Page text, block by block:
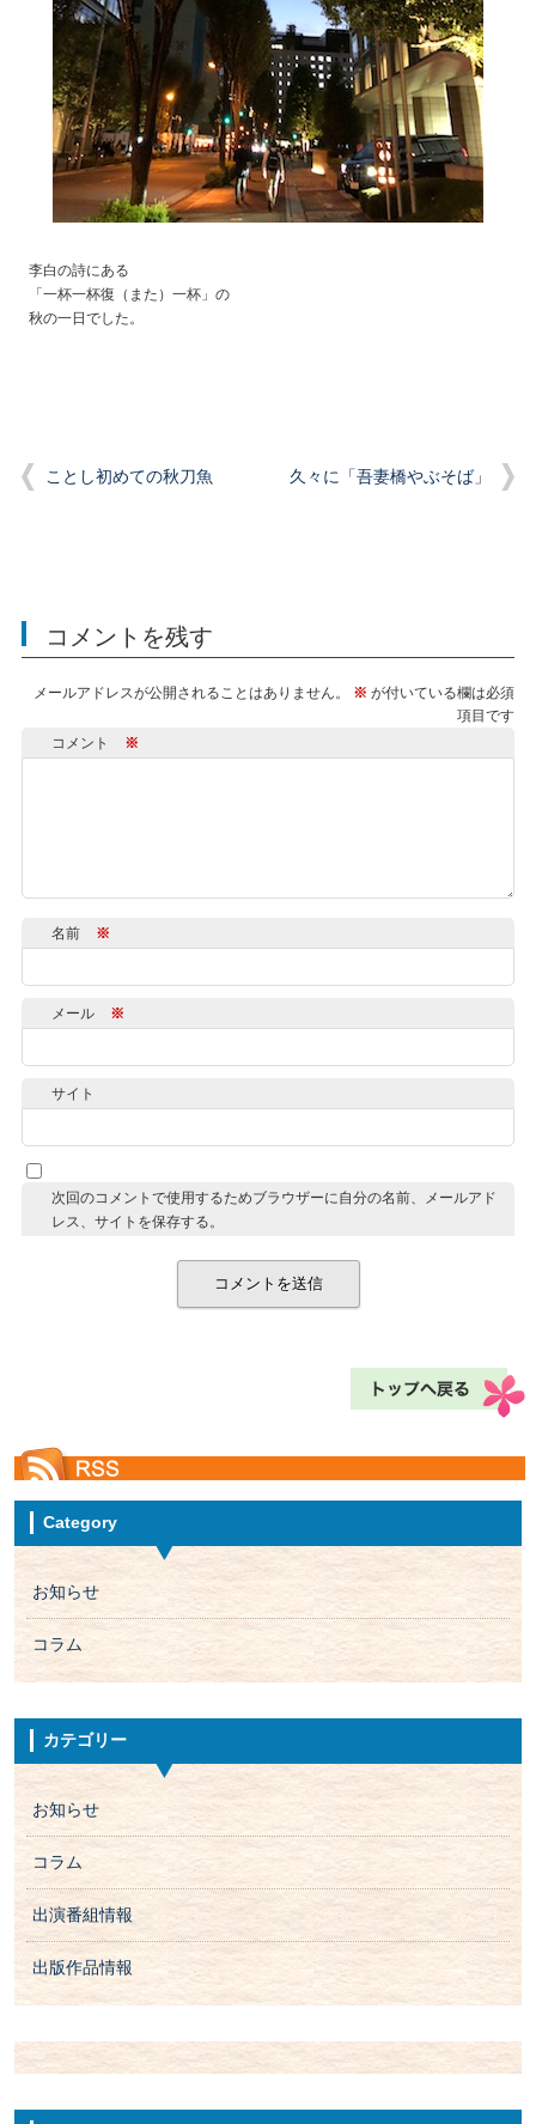
李白の詩にある
「一杯一杯復（また）一杯」の
秋の一日でした。
ことし初めての秋刀魚 久々に「吾妻橋やぶそば」
コメントを残す
メールアドレスが公開されることはありません。 ※ が付いている欄は必須
項目です
コメント ※
名前 ※
メール ※
サイト
次回のコメントで使用するためブラウザーに自分の名前、メールアド
レス、サイトを保存する。
Category
お知らせ
コラム
カテゴリー
お知らせ
コラム
出演番組情報
出版作品情報